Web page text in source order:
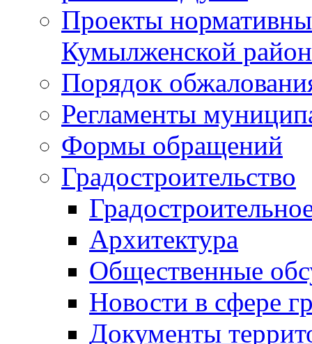
Проекты
Кумылженской
Порядок
Регламенты
Формы обращений
Градостроительство
Архитектура
Общественные
Новости в сфере
Документы